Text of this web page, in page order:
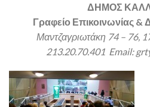
ΔΗΜΟΣ
Γραφείο Επικοινωνίας
Μαντζαγριωτάκη 74 – 76,
213.20.70.401 Email: